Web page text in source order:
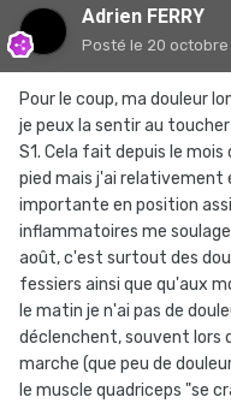
Adrien FERRY
Posté le 20 octobre
Pour le coup, ma douleur
je peux la sentir au
S1. Cela fait depuis le
pied mais j'ai relativement
importante en position
inflammatoires me
août, c'est surtout des
fessiers ainsi que qu'aux
le matin je n'ai pas de
déclenchent, souvent lors
marche (que peu de
le muscle quadriceps "se